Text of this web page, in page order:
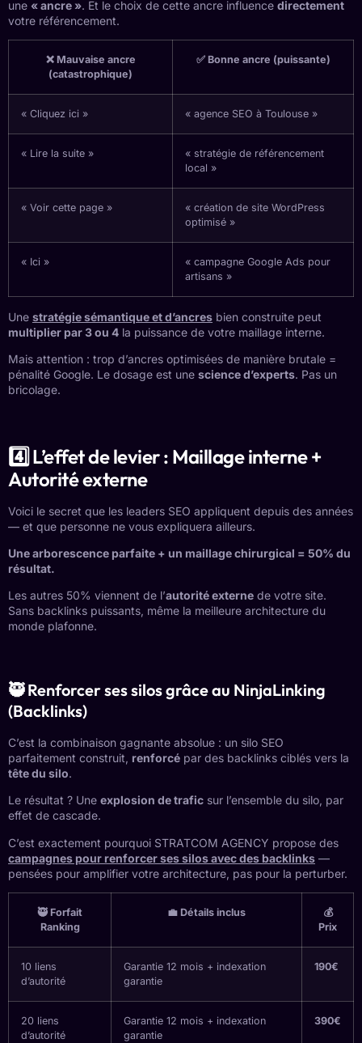
une « ancre ». Et le choix de cette ancre influence directement
votre référencement.
❌ Mauvaise ancre
(catastrophique)
✅ Bonne ancre (puissante)
« Cliquez ici » « agence SEO à Toulouse »
« Lire la suite »
« stratégie de référencement
local »
« Voir cette page »
« création de site WordPress
optimisé »
« Ici »
« campagne Google Ads pour
artisans »
Une stratégie sémantique et d’ancres bien construite peut
multiplier par 3 ou 4 la puissance de votre maillage interne.
Mais attention : trop d’ancres optimisées de manière brutale =
pénalité Google. Le dosage est une science d’experts. Pas un
bricolage.
4️⃣ L’effet de levier : Maillage interne +
Autorité externe
Voici le secret que les leaders SEO appliquent depuis des années
— et que personne ne vous expliquera ailleurs.
Une arborescence parfaite + un maillage chirurgical = 50% du
résultat.
Les autres 50% viennent de l’autorité externe de votre site.
Sans backlinks puissants, même la meilleure architecture du
monde plafonne.
🥷 Renforcer ses silos grâce au NinjaLinking
(Backlinks)
C’est la combinaison gagnante absolue : un silo SEO
parfaitement construit, renforcé par des backlinks ciblés vers la
tête du silo.
Le résultat ? Une explosion de trafic sur l’ensemble du silo, par
effet de cascade.
C’est exactement pourquoi STRATCOM AGENCY propose des
campagnes pour renforcer ses silos avec des backlinks —
pensées pour amplifier votre architecture, pas pour la perturber.
🥷 Forfait
Ranking
💼 Détails inclus
💰
Prix
10 liens
d’autorité
Garantie 12 mois + indexation
garantie
190€
20 liens
d’autorité
Garantie 12 mois + indexation
garantie
390€